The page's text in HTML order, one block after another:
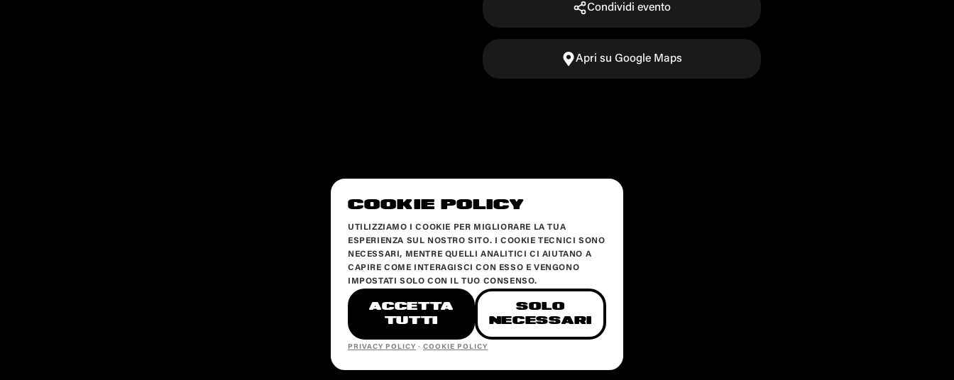
Condividi evento
Apri su Google Maps
COOKIE POLICY
UTILIZZIAMO I COOKIE PER MIGLIORARE LA TUA
ESPERIENZA SUL NOSTRO SITO. I COOKIE TECNICI SONO
NECESSARI, MENTRE QUELLI ANALITICI CI AIUTANO A
CAPIRE COME INTERAGISCI CON ESSO E VENGONO
IMPOSTATI SOLO CON IL TUO CONSENSO.
ACCETTA
TUTTI
SOLO
NECESSARI
PRIVACY POLICY · COOKIE POLICY